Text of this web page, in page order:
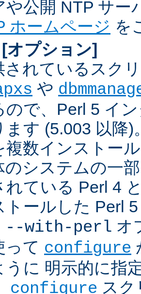
や公開 NTP サー
ホームページ を
[オプション]
されているスク
や
ので、Perl 5 イ
ます (5.003 以降
複数インストー
のシステムの一
れている Perl 4
トールした Perl
--with-perl オ
って configure
うに 明示的に指
configure スク